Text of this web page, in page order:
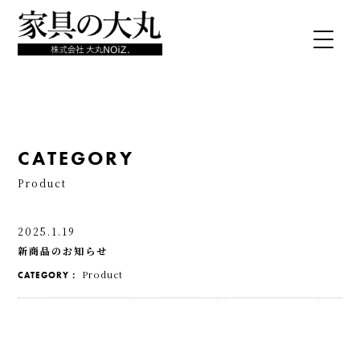
CATEGORY
Product
2025.1.19
新商品のお知らせ
CATEGORY： Product